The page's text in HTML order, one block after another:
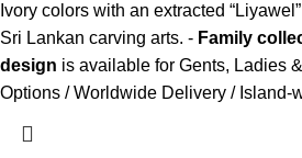
Ivory colors with an extracted
Sri Lankan carving arts. - Family
design is available for Gents, Ladies
Options / Worldwide Delivery / Island-